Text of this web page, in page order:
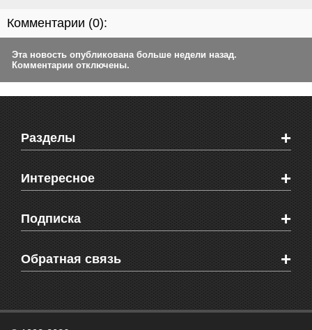
Комментарии (0):
Эта новость опубликована больше недели назад.
Комментарии отключены.
Разделы +
Новости Феодосии
Новости Крыма
Мировые новости
Объявления
Здоровье
СМС мнения читателей
Интересное +
Видео о Феодосии
Веб-камеры Феодосии
Блоги феодосийцев
Школы Феодосии
Подписка +
Печатная версия газеты "Кафа"
RSS
Обратная связь +
Рекламодателям
Контактная информация